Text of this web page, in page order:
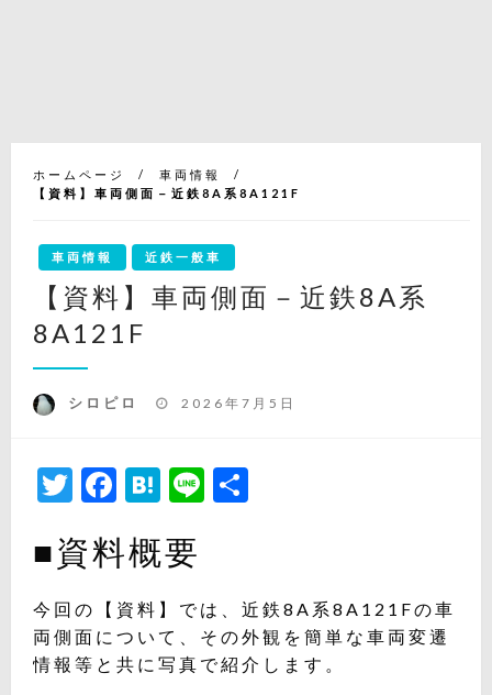
ホームページ
車両情報
【資料】車両側面－近鉄8A系8A121F
車両情報 近鉄一般車
【資料】車両側面－近鉄8A系
8A121F
シロピロ
投
2026年7月5日
Twitter
Facebook
Hatena
Line
■資料概要
今回の【資料】では、近鉄8A系8A121Fの車
両側面について、その外観を簡単な車両変遷
情報等と共に写真で紹介します。